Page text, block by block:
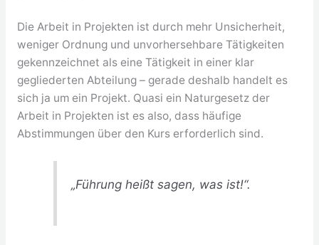
Die Arbeit in Projekten ist durch mehr Unsicherheit,
weniger Ordnung und unvorhersehbare Tätigkeiten
gekennzeichnet als eine Tätigkeit in einer klar
gegliederten Abteilung – gerade deshalb handelt es
sich ja um ein Projekt. Quasi ein Naturgesetz der
Arbeit in Projekten ist es also, dass häufige
Abstimmungen über den Kurs erforderlich sind.
„Führung heißt sagen, was ist!“.